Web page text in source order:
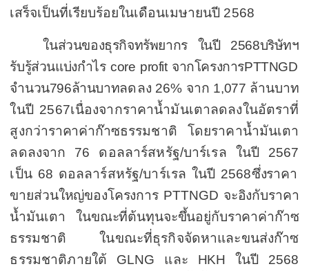
เสร็จเป็นที่เรียบร้อยในเดือนเมษายนปี 2568
ในส่วนของธุรกิจทรัพยากร ในปี 2568บริษัทฯ
รับรู้ส่วนแบ่งกำไรcore profit จากโครงการPTTNGD
จำนวน796ล้านบาทลดลง 26% จาก 1,077 ล้านบาท
ในปี 2567เนื่องจากราคาน้ำมันเตาลดลงในอัตราที่
สูงกว่าราคาค่าก๊าซธรรมชาติ โดยราคาน้ำมันเตา
ลดลงจาก 76 ดอลลาร์สหรัฐ/บาร์เรล ในปี 2567
เป็น 68 ดอลลาร์สหรัฐ/บาร์เรล ในปี 2568ซึ่งราคา
ขายส่วนใหญ่ของโครงการPTTNGD จะอิงกับราคา
น้ำมันเตา ในขณะที่ต้นทุนจะขึ้นอยู่กับราคาค่าก๊าซ
ธรรมชาติในขณะที่ธุรกิจจัดหาและขนส่งก๊าซ
ธรรมชาติภายใต้ GLNG และ HKH ในปี 2568